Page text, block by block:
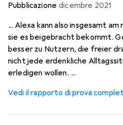
Pubblicazione dicembre 2021
... Alexa kann also insgesamt
sie es beigebracht bekommt.
besser zu Nutzern, die freier
nicht jede erdenkliche
erledigen wollen. ...
Vedi il rapporto di prova